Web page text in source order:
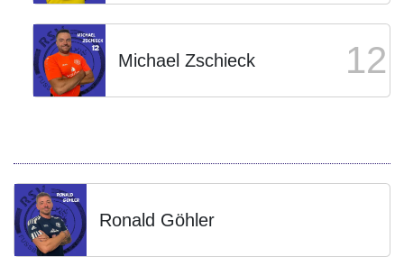
Michael Zschieck 12
Ronald Göhler